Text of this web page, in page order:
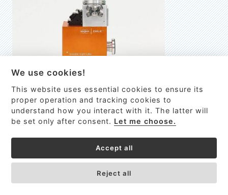
EMILIE
První nano-elektro-mechanický (NEMS) FTIR analyzátor
We use cookies!
This website uses essential cookies to ensure its
proper operation and tracking cookies to
understand how you interact with it. The latter will
be set only after consent. Let me choose.
Accept all
Reject all